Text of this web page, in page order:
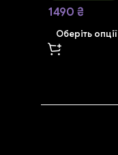
1490 ₴
Оберіть опції